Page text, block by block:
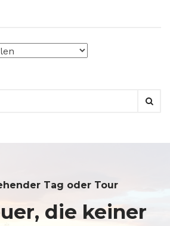
Tag oder Tour
die keiner